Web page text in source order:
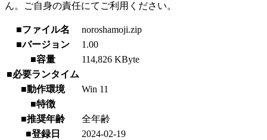
ん。ご自身の責任にてご利用ください。
■ファイル名
noroshamoji.zip
■バージョン
1.00
■容量
114,826 KByte
■必要ランタイム
■動作環境
Win 11
■特徴
■推奨年齢
全年齢
■登録日
2024-02-19